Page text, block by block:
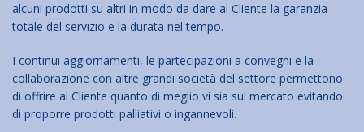
alcuni prodotti su altri in modo da dare al Cliente la garanzia
totale del servizio e la durata nel tempo.
I continui aggiornamenti, le partecipazioni a convegni e la
collaborazione con altre grandi società del settore permettono
di offrire al Cliente quanto di meglio vi sia sul mercato evitando
di proporre prodotti palliativi o ingannevoli.